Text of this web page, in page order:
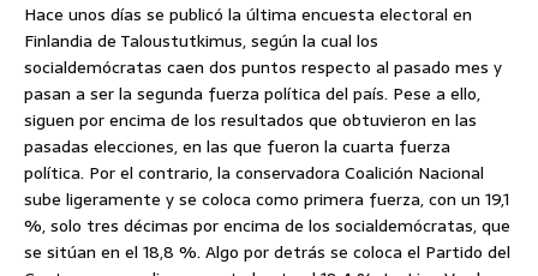
Hace unos días se publicó la última encuesta electoral en
Finlandia de Taloustutkimus, según la cual los
socialdemócratas caen dos puntos respecto al pasado mes y
pasan a ser la segunda fuerza política del país. Pese a ello,
siguen por encima de los resultados que obtuvieron en las
pasadas elecciones, en las que fueron la cuarta fuerza
política. Por el contrario, la conservadora Coalición Nacional
sube ligeramente y se coloca como primera fuerza, con un 19,1
%, solo tres décimas por encima de los socialdemócratas, que
se sitúan en el 18,8 %. Algo por detrás se coloca el Partido del